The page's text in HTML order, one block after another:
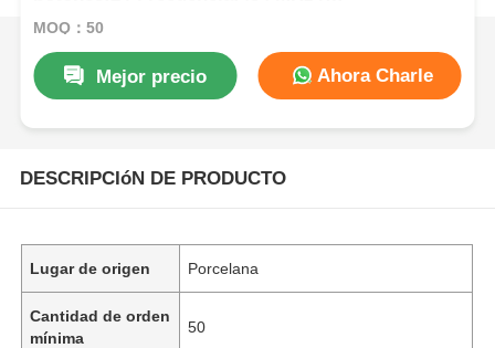
Transpondedor:4D67 80-Bit / Primera página:D4
Modelo:B51EA / Keyless Go
MOQ：50
Mejor precio Ahora Charle
DESCRIPCIóN DE PRODUCTO
Lugar de origen Porcelana
Cantidad de orden
mínima
50